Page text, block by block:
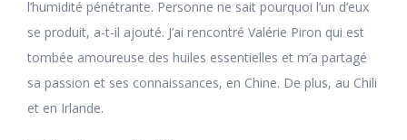
l’humidité pénétrante. Personne ne sait pourquoi l’un d’eux
se produit, a-t-il ajouté. J’ai rencontré Valérie Piron qui est
tombée amoureuse des huiles essentielles et m’a partagé
sa passion et ses connaissances, en Chine. De plus, au Chili
et en Irlande.